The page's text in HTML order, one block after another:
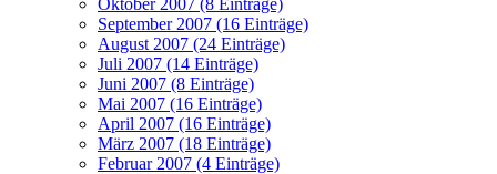
September 2007 (16 Einträge)
August 2007 (24 Einträge)
Juli 2007 (14 Einträge)
Juni 2007 (8 Einträge)
Mai 2007 (16 Einträge)
April 2007 (16 Einträge)
März 2007 (18 Einträge)
Februar 2007 (4 Einträge)